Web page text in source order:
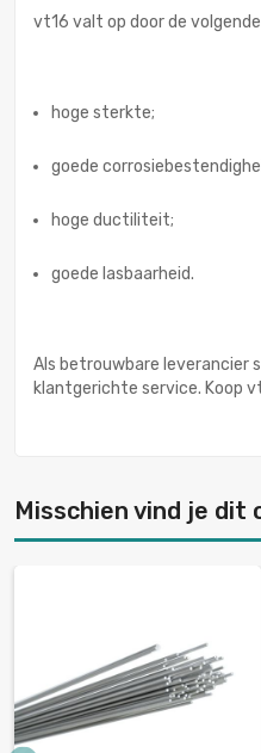
vt16 valt op door de
hoge sterkte;
goede
hoge ductiliteit;
goede lasbaarheid.
Als betrouwbare leverancier
klantgerichte service. Koop
Misschien vind je dit